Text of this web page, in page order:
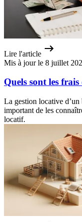
Lire l'article
Mis à jour le 8 juillet
Quels sont les
La gestion locative
important de les
locatif.